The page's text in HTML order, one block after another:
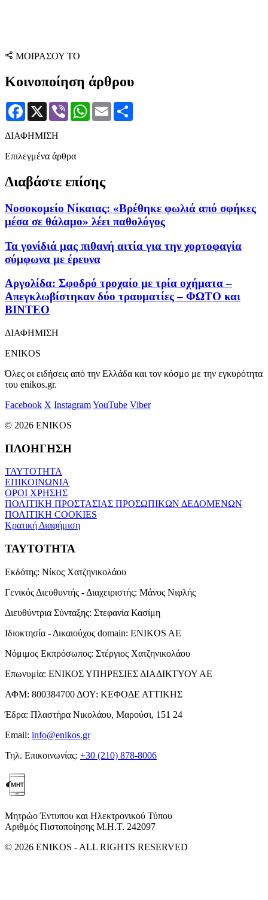
ΜΟΙΡΑΣΟΥ ΤΟ
Κοινοποίηση άρθρου
Facebook
X Viber WhatsApp
Email
ΔΙΑΦΗΜΙΣΗ
Επιλεγμένα άρθρα
Διαβάστε επίσης
Νοσοκομείο Νίκαιας: «Βρέθηκε φωλιά από σφήκες
μέσα σε θάλαμο» λέει παθολόγος
Τα γονίδιά μας πιθανή αιτία για την χορτοφαγία
σύμφωνα με έρευνα
Αργολίδα: Σφοδρό τροχαίο με τρία οχήματα –
Απεγκλωβίστηκαν δύο τραυματίες – ΦΩΤΟ και
ΒΙΝΤΕΟ
ΔΙΑΦΗΜΙΣΗ
ENIKOS
Όλες οι ειδήσεις από την Ελλάδα και τον κόσμο με την εγκυρότητα
του enikos.gr.
Facebook X InstagramYouTube Viber
© 2026 ENIKOS
ΠΛΟΗΓΗΣΗ
ΤΑΥΤΟΤΗΤΑ
ΕΠΙΚΟΙΝΩΝΙΑ
ΟΡΟΙ ΧΡΗΣΗΣ
ΠΟΛΙΤΙΚΗ ΠΡΟΣΤΑΣΙΑΣ ΠΡΟΣΩΠΙΚΩΝ ΔΕΔΟΜΕΝΩΝ
ΠΟΛΙΤΙΚΗ COOKIES
Κρατική Διαφήμιση
ΤΑΥΤΟΤΗΤΑ
Εκδότης: Νίκος Χατζηνικολάου
Γενικός Διευθυντής - Διαχειριστής: Μάνος Νιφλής
Διευθύντρια Σύνταξης: Στεφανία Κασίμη
Ιδιοκτησία - Δικαιούχος domain: ENIKOS AE
Νόμιμος Εκπρόσωπος: Στέργιος Χατζηνικολάου
Επωνυμία: ΕΝΙΚΟΣ ΥΠΗΡΕΣΙΕΣ ΔΙΑΔΙΚΤΥΟΥ ΑΕ
ΑΦΜ: 800384700 ΔΟΥ: ΚΕΦΟΔΕ ΑΤΤΙΚΗΣ
Έδρα: Πλαστήρα Νικολάου, Μαρούσι, 151 24
Email: info@enikos.gr
Τηλ. Επικοινωνίας: +30 (210) 878-8006
Μητρώο Έντυπου και Ηλεκτρονικού Τύπου
Αριθμός Πιστοποίησης Μ.Η.Τ. 242097
© 2026 ENIKOS - ALL RIGHTS RESERVED